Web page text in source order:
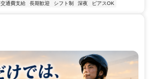
交通費支給 長期歓迎 シフト制 深夜 ピアスOK